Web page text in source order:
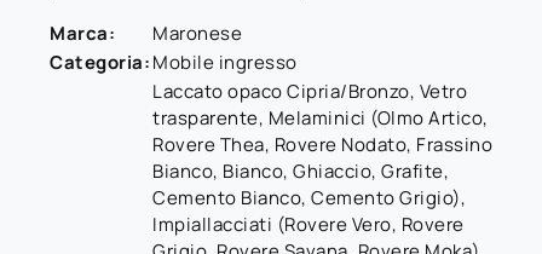
Marca:
Maronese
Categoria:Mobile ingresso
Laccato opaco Cipria/Bronzo, Vetro
trasparente, Melaminici (Olmo Artico,
Rovere Thea, Rovere Nodato, Frassino
Bianco, Bianco, Ghiaccio, Grafite,
Cemento Bianco, Cemento Grigio),
Impiallacciati (Rovere Vero, Rovere